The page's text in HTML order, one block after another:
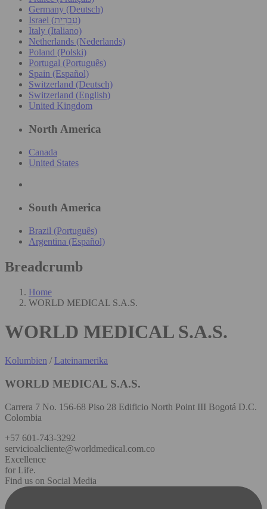
Germany (Deutsch)
Israel (עִברִית)
Italy (Italiano)
Netherlands (Nederlands)
Poland (Polski)
Portugal (Português)
Spain (Español)
Switzerland (Deutsch)
Switzerland (English)
United Kingdom
North America
Canada
United States
South America
Brazil (Português)
Argentina (Español)
Breadcrumb
Home
WORLD MEDICAL S.A.S.
WORLD MEDICAL S.A.S.
Kolumbien / Lateinamerika
WORLD MEDICAL S.A.S.
Carrera 7 No. 156-68 Piso 28 Edificio North Point III Bogotá D.C.
Colombia
+57 601-743-3292
servicioalcliente@worldmedical.com.co
Excellence
for Life.
Find us on Social Media